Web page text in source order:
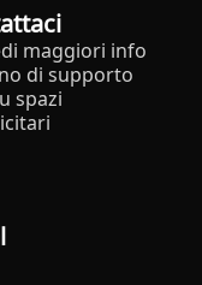
maggiori info
di supporto
spazi